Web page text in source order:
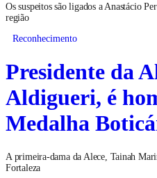
Os suspeitos são ligados a Anastácio
região
Reconhecimento
Presidente da
Aldigueri, é
Medalha
A primeira-dama da Alece, Tainah
Fortaleza